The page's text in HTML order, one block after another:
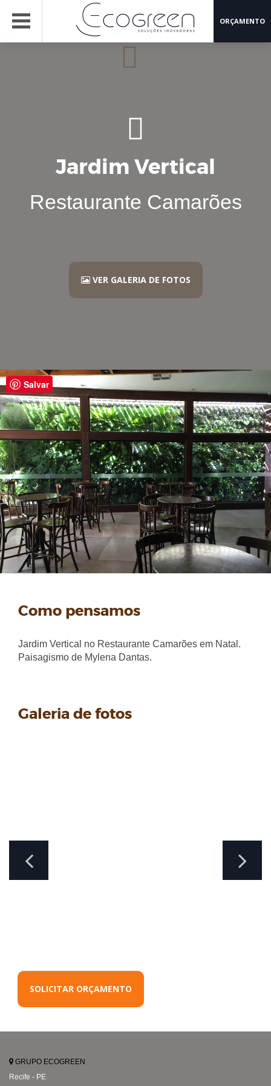
ORÇAMENTO
Jardim Vertical
Restaurante Camarões
VER GALERIA DE FOTOS
Como pensamos
Jardim Vertical no Restaurante Camarões em Natal.
Paisagismo de Mylena Dantas.
Galeria de fotos
SOLICITAR ORÇAMENTO
GRUPO ECOGREEN
Recife - PE
Salvar